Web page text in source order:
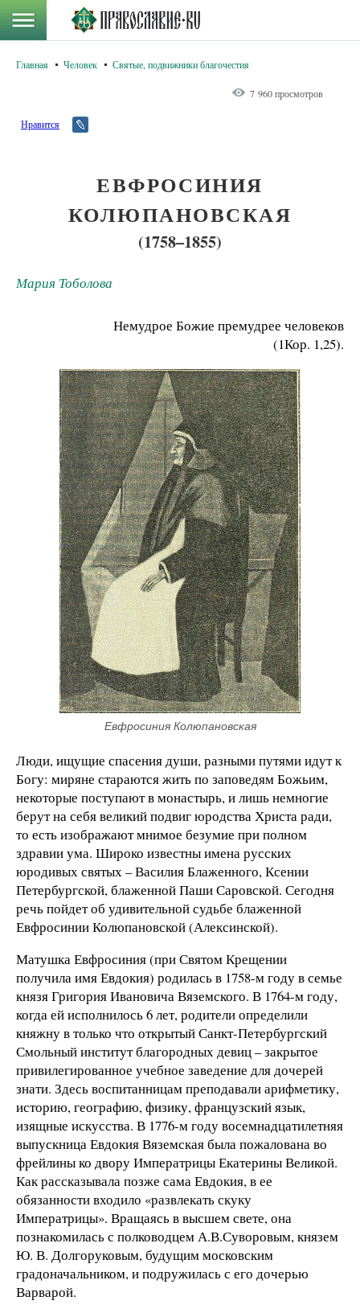
Главная Человек Святые, подвижники благочестия
7 960 просмотров
Нравится
ЕВФРОСИНИЯ
КОЛЮПАНОВСКАЯ
(1758–1855)
Мария Тоболова
Немудрое Божие премудрее человеков
(1Кор. 1,25).
Евфросиния Колюпановская
Люди, ищущие спасения души, разными путями идут к
Богу: миряне стараются жить по заповедям Божьим,
некоторые поступают в монастырь, и лишь немногие
берут на себя великий подвиг юродства Христа ради,
то есть изображают мнимое безумие при полном
здравии ума. Широко известны имена русских
юродивых святых – Василия Блаженного, Ксении
Петербургской, блаженной Паши Саровской. Сегодня
речь пойдет об удивительной судьбе блаженной
Евфросинии Колюпановской (Алексинской).
Матушка Евфросиния (при Святом Крещении
получила имя Евдокия) родилась в 1758-м году в семье
князя Григория Ивановича Вяземского. В 1764-м году,
когда ей исполнилось 6 лет, родители определили
княжну в только что открытый Санкт-Петербургский
Смольный институт благородных девиц – закрытое
привилегированное учебное заведение для дочерей
знати. Здесь воспитанницам преподавали арифметику,
историю, географию, физику, французский язык,
изящные искусства. В 1776-м году восемнадцатилетняя
выпускница Евдокия Вяземская была пожалована во
фрейлины ко двору Императрицы Екатерины Великой.
Как рассказывала позже сама Евдокия, в ее
обязанности входило «развлекать скуку
Императрицы». Вращаясь в высшем свете, она
познакомилась с полководцем А.В.Суворовым, князем
Ю. В. Долгоруковым, будущим московским
градоначальником, и подружилась с его дочерью
Варварой.